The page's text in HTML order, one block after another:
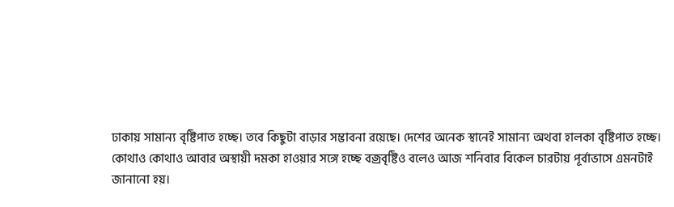
ঢাকায় সামান্য বৃষ্টিপাত হচ্ছে। তবে কিছুটা বাড়ার সম্ভাবনা রয়েছে। দেশের অনেক স্থানেই সামান্য অথবা হালকা বৃষ্টিপাত হচ্ছে।
কোথাও কোথাও আবার অস্থায়ী দমকা হাওয়ার সঙ্গে হচ্ছে বজ্রবৃষ্টিও বলেও আজ শনিবার বিকেল চারটায় পূর্বাভাসে এমনটাই
জানানো হয়।